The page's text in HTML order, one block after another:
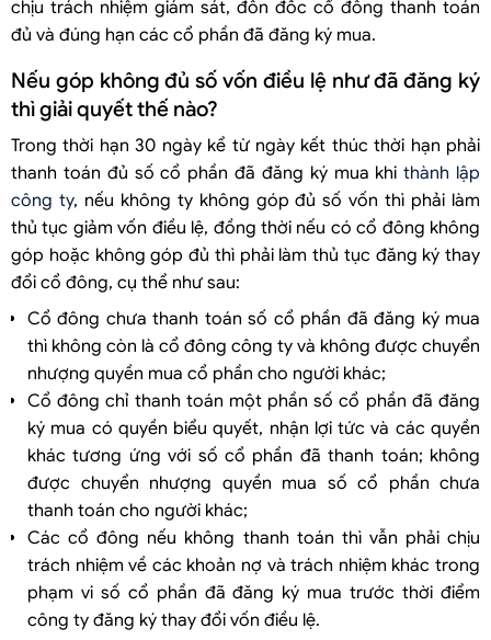
chịu trách nhiệm giám sát, đôn đốc cổ đông thanh toán
đủ và đúng hạn các cổ phần đã đăng ký mua.
Nếu góp không đủ số vốn điều lệ như đã đăng ký
thì giải quyết thế nào?
Trong thời hạn 30 ngày kể từ ngày kết thúc thời hạn phải
thanh toán đủ số cổ phần đã đăng ký mua khithành lập
công ty, nếu không ty không góp đủ số vốn thì phải làm
thủ tục giảm vốn điều lệ, đồng thời nếu có cổ đông không
góp hoặc không góp đủ thì phải làm thủ tục đăng ký thay
đổi cổ đông, cụ thể như sau:
Cổ đông chưa thanh toán số cổ phần đã đăng ký mua
thì không còn là cổ đông công ty và không được chuyển
nhượng quyền mua cổ phần cho người khác;
Cổ đông chỉ thanh toán một phần số cổ phần đã đăng
ký mua có quyền biểu quyết, nhận lợi tức và các quyền
khác tương ứng với số cổ phần đã thanh toán; không
được chuyển nhượng quyền mua số cổ phần chưa
thanh toán cho người khác;
Các cổ đông nếu không thanh toán thì vẫn phải chịu
trách nhiệm về các khoản nợ và trách nhiệm khác trong
phạm vi số cổ phần đã đăng ký mua trước thời điểm
công ty đăng ký thay đổi vốn điều lệ.